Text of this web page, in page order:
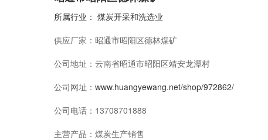
所属行业： 煤炭开采和洗选业
供应厂家： 昭通市昭阳区德林煤矿
公司地址： 云南省昭通市昭阳区靖安龙潭村
公司网址： www.huangyewang.net/shop/972862/
公司电话： 13708701888
主营产品： 煤炭生产销售